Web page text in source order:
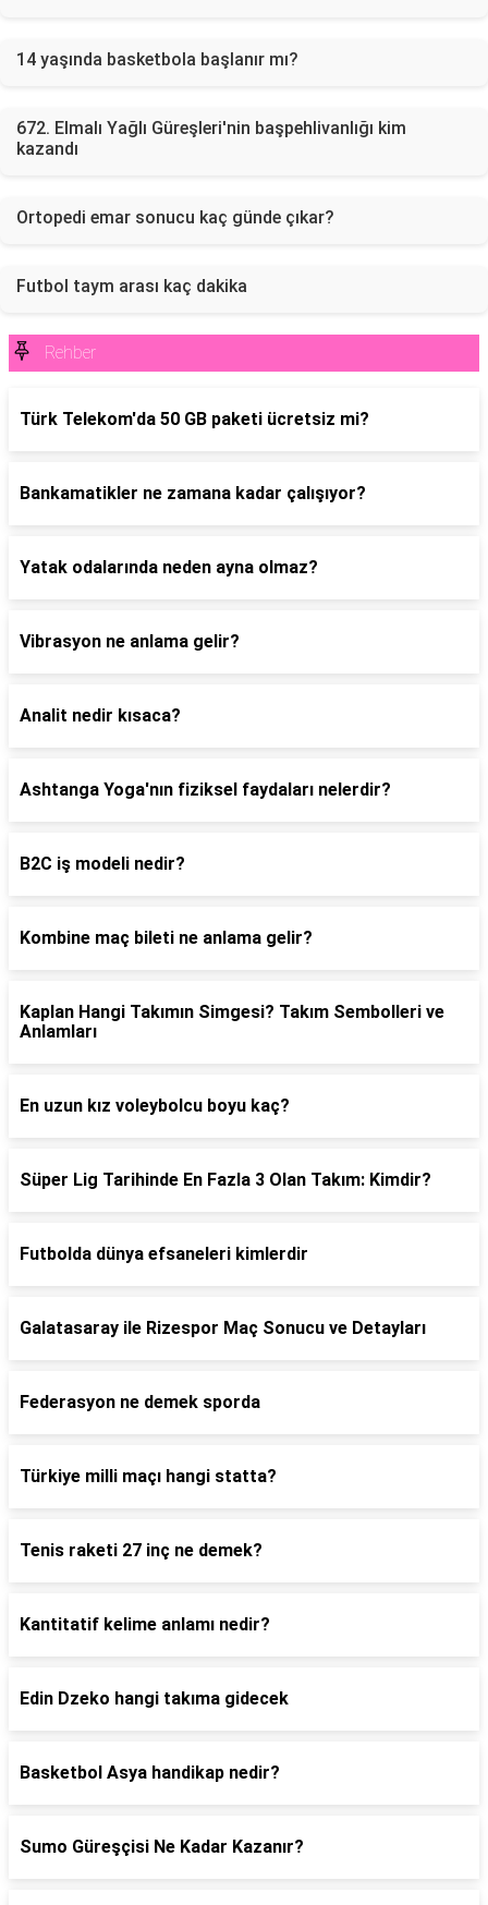
14 yaşında basketbola başlanır mı?
672. Elmalı Yağlı Güreşleri'nin başpehlivanlığı kim
kazandı
Ortopedi emar sonucu kaç günde çıkar?
Futbol taym arası kaç dakika
Rehber
Türk Telekom'da 50 GB paketi ücretsiz mi?
Bankamatikler ne zamana kadar çalışıyor?
Yatak odalarında neden ayna olmaz?
Vibrasyon ne anlama gelir?
Analit nedir kısaca?
Ashtanga Yoga'nın fiziksel faydaları nelerdir?
B2C iş modeli nedir?
Kombine maç bileti ne anlama gelir?
Kaplan Hangi Takımın Simgesi? Takım Sembolleri ve
Anlamları
En uzun kız voleybolcu boyu kaç?
Süper Lig Tarihinde En Fazla 3 Olan Takım: Kimdir?
Futbolda dünya efsaneleri kimlerdir
Galatasaray ile Rizespor Maç Sonucu ve Detayları
Federasyon ne demek sporda
Türkiye milli maçı hangi statta?
Tenis raketi 27 inç ne demek?
Kantitatif kelime anlamı nedir?
Edin Dzeko hangi takıma gidecek
Basketbol Asya handikap nedir?
Sumo Güreşçisi Ne Kadar Kazanır?